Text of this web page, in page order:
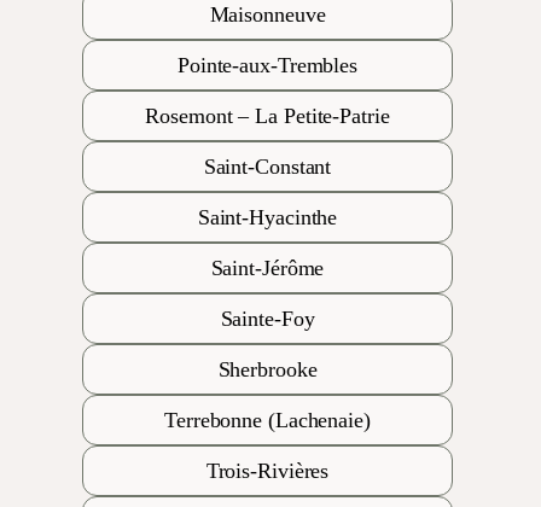
Maisonneuve
Pointe-aux-Trembles
Rosemont – La Petite-Patrie
Saint-Constant
Saint-Hyacinthe
Saint-Jérôme
Sainte-Foy
Sherbrooke
Terrebonne (Lachenaie)
Trois-Rivières